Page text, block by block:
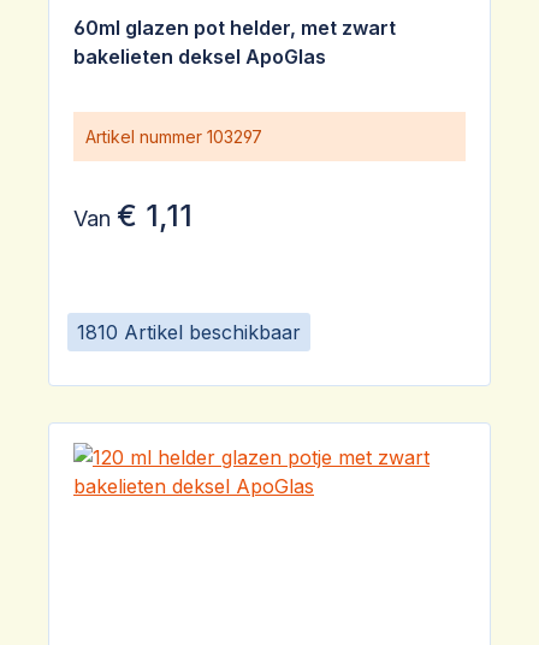
1810 Artikel beschikbaar
60ml glazen pot helder, met zwart
bakelieten deksel ApoGlas
Artikel nummer 103297
Van € 1,11